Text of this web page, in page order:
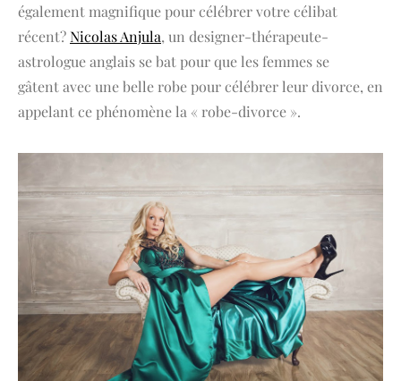
également magnifique pour célébrer votre célibat
récent?Nicolas Anjula, un designer-thérapeute-
astrologue anglais se bat pour que les femmes se
gâtent avec une belle robe pour célébrer leur divorce, en
appelant ce phénomène la « robe-divorce ».